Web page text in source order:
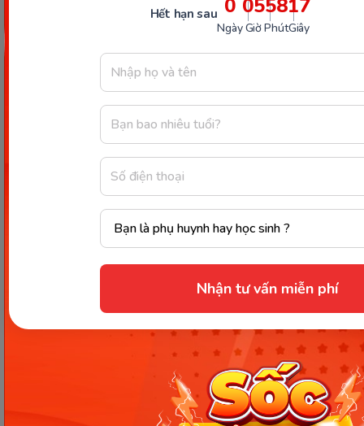
Hết hạn sau 0
Ngày
05
Giờ
58
Phút
15
Giây
Nhận tư vấn miễn phí
ếch nhâng nháo nhìn lên trời, nó bỗng thấy cả một
bầu trời rộng lớn hơn nhiều so với cái khoảng trời
nó vẫn thấy. Ếch ta không tin và thấy bực bội vì điều
đó. Để ra oai, nó cất tiếng kêu ồm ộp. Vị chúa tể hy
vọng là sau những tiếng kêu của mình, mọi thứ
phải trở lại như cũ. Nhưng bầu trời vẫn là bầu trời.
Còn con ếch vì mải nhìn lên trời đã không chú ý
đến xung quanh nên đã bị một con trâu đi qua
6. BỒ CÂU CHĂM CHỈ